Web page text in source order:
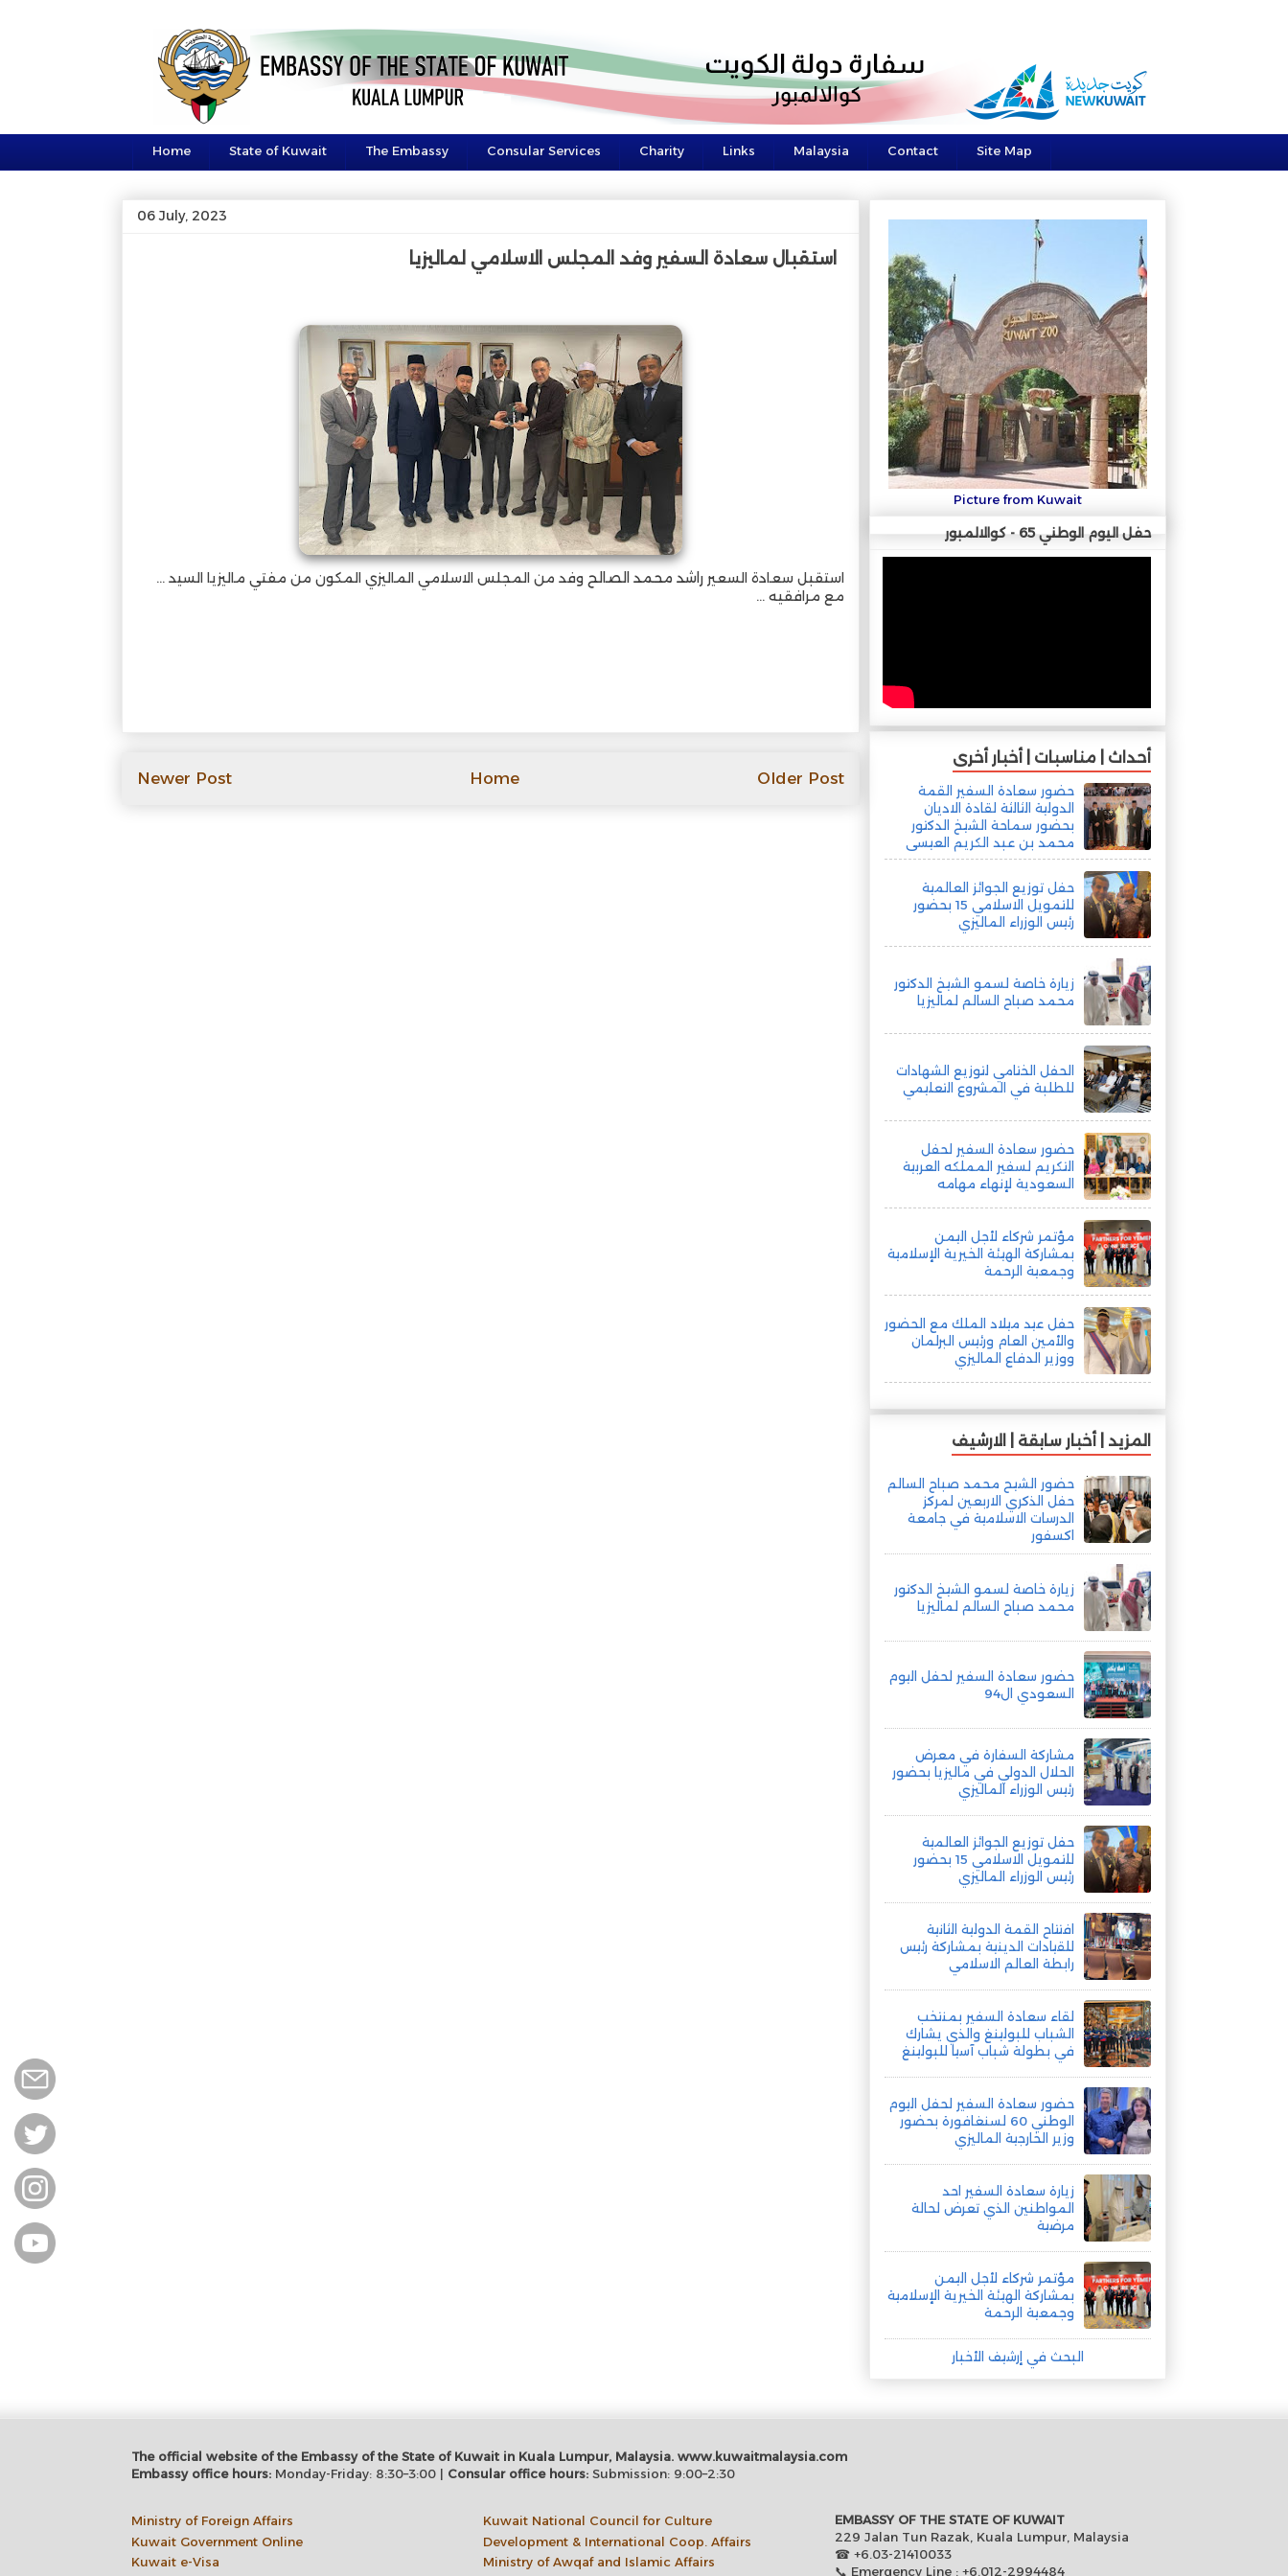
Home State of Kuwait The Embassy Consular Services Charity Links Malaysia Contact Site Map
06 July, 2023
استقبال سعادة السفير وفد المجلس الاسلامي لماليزيا
استقبل سعادة السعير راشد محمد الصالح وفد من المجلس الاسلامي الماليزي المكون من مفتي ماليزيا السيد ...
مع مرافقيه ...
Newer Post Older Post
Home
Picture from Kuwait
حفل اليوم الوطني 65 - كوالالمبور
أحداث | مناسبات | أخبار أخرى
حضور سعادة السفير القمة
الدولية الثالثة لقادة الاديان
بحضور سماحة الشيخ الدكتور
محمد بن عبد الكريم العيسى
حفل توزيع الجوائز العالمية
للتمويل الاسلامي 15 بحضور
رئيس الوزراء الماليزي
زيارة خاصة لسمو الشيخ الدكتور
محمد صباح السالم لماليزيا
الحفل الختامي لتوزيع الشهادات
للطلبة في المشروع التعليمي
حضور سعادة السفير لحفل
التكريم لسفير المملكه العربية
السعودية لإنهاء مهامه
مؤتمر شركاء لأجل اليمن
بمشاركة الهيئة الخيرية الإسلامية
وجمعية الرحمة
حفل عيد ميلاد الملك مع الحضور
والأمين العام ورئيس البرلمان
ووزير الدفاع الماليزي
المزيد | أخبار سابقة | الارشيف
حضور الشيح محمد صباح السالم
حفل الذكري الاربعين لمركز
الدرسات الاسلامية في جامعة
اكسفور
زيارة خاصة لسمو الشيخ الدكتور
محمد صباح السالم لماليزيا
حضور سعادة السفير لحفل اليوم
السعودي ال94
مشاركة السفارة في معرض
الحلال الدولي في ماليزيا بحضور
رئيس الوزراء الماليزي
حفل توزيع الجوائز العالمية
للتمويل الاسلامي 15 بحضور
رئيس الوزراء الماليزي
افتتاح القمة الدولية الثانية
للقيادات الدينية بمشاركة رئيس
رابطة العالم الاسلامي
لقاء سعادة السفير بمنتخب
الشباب للبولينغ والذي يشارك
في بطولة شباب آسيا للبولينغ
حضور سعادة السفير لحفل اليوم
الوطني 60 لسنغافورة بحضور
وزير الخارجية الماليزي
زيارة سعادة السفير احد
المواطنين الذي تعرض لحالة
مرضية
مؤتمر شركاء لأجل اليمن
بمشاركة الهيئة الخيرية الإسلامية
وجمعية الرحمة
البحث في إرشيف الأخبار
The official website of the Embassy of the State of Kuwait in Kuala Lumpur, Malaysia. www.kuwaitmalaysia.com
Embassy office hours: Monday-Friday: 8:30–3:00 | Consular office hours: Submission: 9:00–2:30
Ministry of Foreign Affairs
Kuwait Government Online
Kuwait e-Visa
Kuwait National Council for Culture
Development & International Coop. Affairs
Ministry of Awqaf and Islamic Affairs
EMBASSY OF THE STATE OF KUWAIT
229 Jalan Tun Razak, Kuala Lumpur, Malaysia
☎ +6.03-21410033
📞 Emergency Line : +6.012-2994484